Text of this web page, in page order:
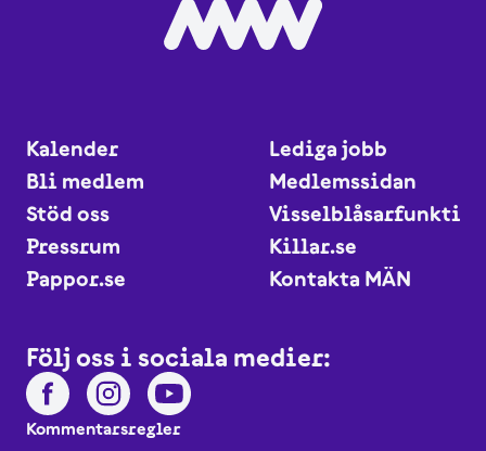
Kalender
Lediga jobb
Bli medlem
Medlemssidan
Stöd oss
Visselblåsarfunktion
Pressrum
Killar.se
Pappor.se
Kontakta MÄN
Följ oss i sociala medier:
Kommentarsregler